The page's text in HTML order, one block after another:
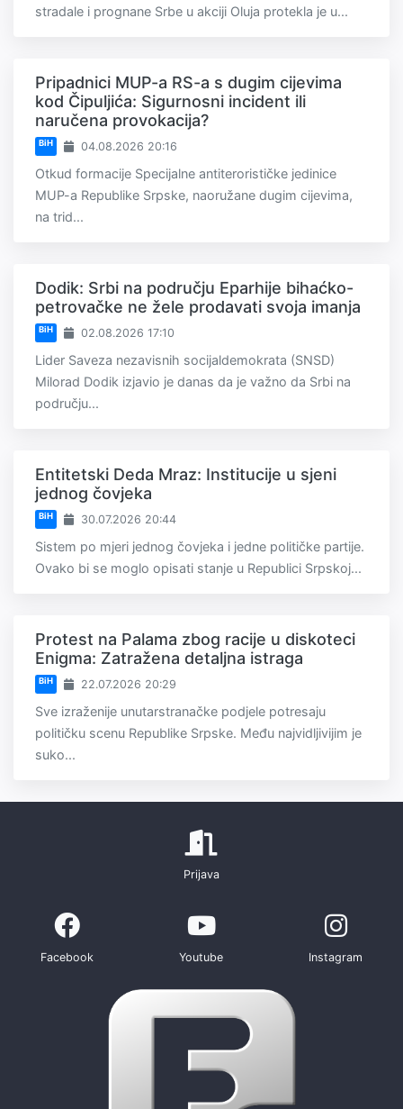
stradale i prognane Srbe u akciji Oluja protekla je u...
Pripadnici MUP-a RS-a s dugim cijevima
kod Čipuljića: Sigurnosni incident ili
naručena provokacija?
BiH 04.08.2026 20:16
Otkud formacije Specijalne antiterorističke jedinice
MUP-a Republike Srpske, naoružane dugim cijevima,
na trid...
Dodik: Srbi na području Eparhije bihaćko-
petrovačke ne žele prodavati svoja imanja
BiH 02.08.2026 17:10
Lider Saveza nezavisnih socijaldemokrata (SNSD)
Milorad Dodik izjavio je danas da je važno da Srbi na
području...
Entitetski Deda Mraz: Institucije u sjeni
jednog čovjeka
BiH 30.07.2026 20:44
Sistem po mjeri jednog čovjeka i jedne političke partije.
Ovako bi se moglo opisati stanje u Republici Srpskoj...
Protest na Palama zbog racije u diskoteci
Enigma: Zatražena detaljna istraga
BiH 22.07.2026 20:29
Sve izraženije unutarstranačke podjele potresaju
političku scenu Republike Srpske. Među najvidljivijim je
suko...
Prijava
Facebook Youtube Instagram